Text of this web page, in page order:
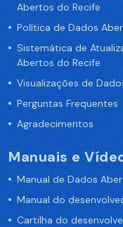
Abertos do Recife
Política de Dados
Sistemática de
Abertos do Recife
Visualizações de
Perguntas Frequentes
Agradecimentos
Manuais e
Manual de Dados
Manual do
Cartilha do